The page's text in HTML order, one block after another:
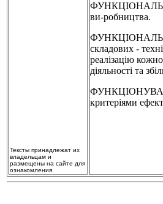
Тексты принадлежат их
владельцам и
размещены на сайте для
ознакомления.
ви-робництва.
складових -
реалізацію
діяльності та
критеріями